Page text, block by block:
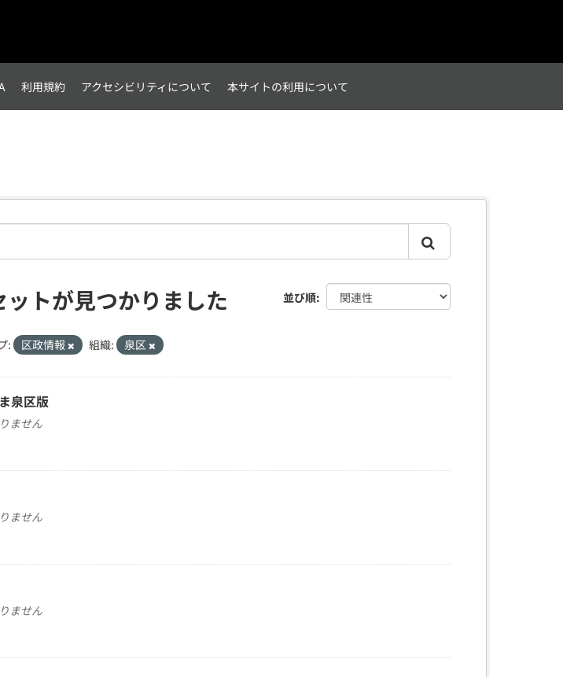
利用規約 アクセシビリティについて 本サイトの利用について
並び順
トが見つかりました
: 区政情報 組織: 泉区
泉区版
ません
ません
ません